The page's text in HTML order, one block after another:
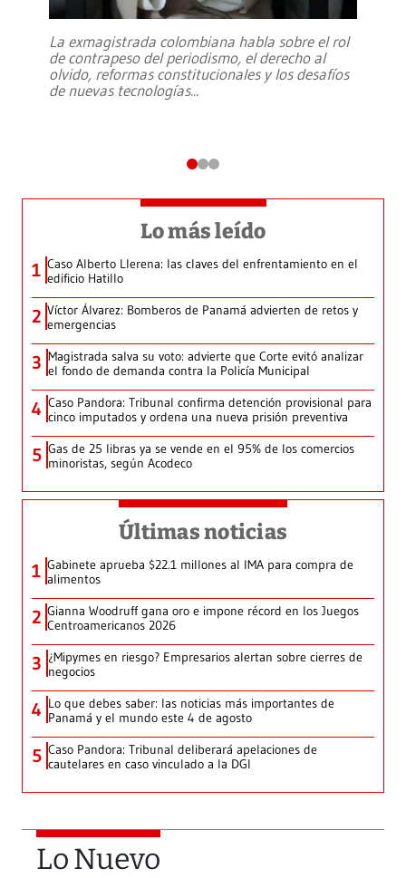
La exmagistrada colombiana habla sobre el rol
de contrapeso del periodismo, el derecho al
olvido, reformas constitucionales y los desafíos
de nuevas tecnologías...
Lo más leído
1 Caso Alberto Llerena: las claves del enfrentamiento en el
edificio Hatillo
2 Víctor Álvarez: Bomberos de Panamá advierten de retos y
emergencias
3 Magistrada salva su voto: advierte que Corte evitó analizar
el fondo de demanda contra la Policía Municipal
4 Caso Pandora: Tribunal confirma detención provisional para
cinco imputados y ordena una nueva prisión preventiva
5 Gas de 25 libras ya se vende en el 95% de los comercios
minoristas, según Acodeco
Últimas noticias
1 Gabinete aprueba $22.1 millones al IMA para compra de
alimentos
2 Gianna Woodruff gana oro e impone récord en los Juegos
Centroamericanos 2026
3 ¿Mipymes en riesgo? Empresarios alertan sobre cierres de
negocios
4 Lo que debes saber: las noticias más importantes de
Panamá y el mundo este 4 de agosto
5 Caso Pandora: Tribunal deliberará apelaciones de
cautelares en caso vinculado a la DGI
Lo Nuevo